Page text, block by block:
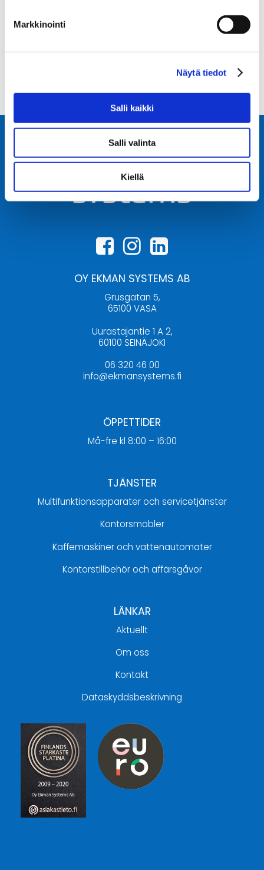
Markkinointi
Näytä tiedot
Salli kaikki
Salli valinta
Kiellä
Sorry, the comment form is
OY EKMAN SYSTEMS AB
Grusgatan 5,
65100 VASA
Uurastajantie 1 A 2,
60100 SEINÄJOKI
06 320 46 00
info@ekmansystems.fi
ÖPPETTIDER
Må-fre kl 8:00 – 16:00
TJÄNSTER
Multifunktionsapparater och servicetjänster
Kontorsmöbler
Kaffemaskiner och vattenautomater
Kontorstillbehör och affärsgåvor
LÄNKAR
Aktuellt
Om oss
Kontakt
Dataskyddsbeskrivning